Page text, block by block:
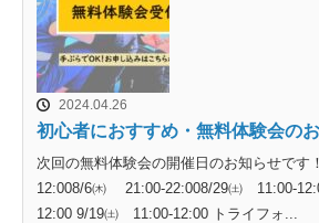
2024.04.26
初心者におすすめ・無料体験会の
次回の無料体験会の開催日のお知らせで
12:008/6㈭ 21:00-22:008/29㈯ 11:00-
12:00 9/19㈯ 11:00-12:00 トライフォ...